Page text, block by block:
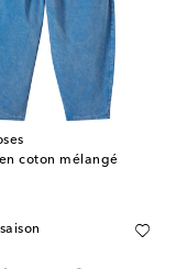
coton mélangé